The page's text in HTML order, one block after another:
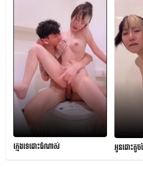
ក្មេងទេដោះធំណាស់ អូនដោះតូច